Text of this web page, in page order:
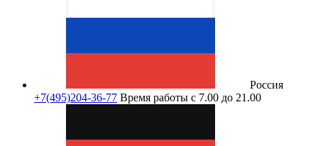
Россия
+7(495)204-36-77 Время работы с 7.00 до 21.00